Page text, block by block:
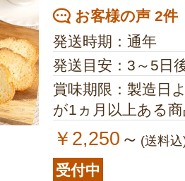
お客様の声 2件
発送時期：通年
発送目安：3～5日
賞味期限：製造日より60
が1ヵ月以上ある
￥2,250 ～ (送料
受付中